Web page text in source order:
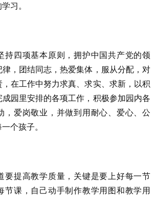
习。
持四项基本原则，拥护中国共产党的领
，团结同志，热爱集体，服从分配，对
在工作中努力求真、求实、求新，以积
园里安排的各项工作，积极参加园内各
，爱岗敬业，并做到用耐心、爱心、公
个孩子。
要提高教学质量，关键是要上好每一节
节课，自己动手制作教学用图和教学用